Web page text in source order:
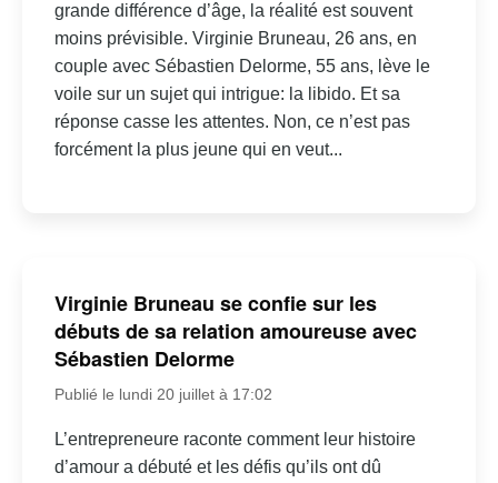
grande différence d’âge, la réalité est souvent
moins prévisible. Virginie Bruneau, 26 ans, en
couple avec Sébastien Delorme, 55 ans, lève le
voile sur un sujet qui intrigue: la libido. Et sa
réponse casse les attentes. Non, ce n’est pas
forcément la plus jeune qui en veut...
Virginie Bruneau se confie sur les
débuts de sa relation amoureuse avec
Sébastien Delorme
Publié le lundi 20 juillet à 17:02
L’entrepreneure raconte comment leur histoire
d’amour a débuté et les défis qu’ils ont dû